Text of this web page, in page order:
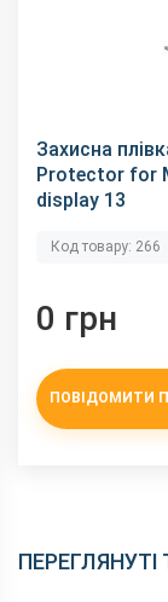
Захисна
Protector for
display 13
Код товару: 266
0 грн
ПОВІДОМИТИ